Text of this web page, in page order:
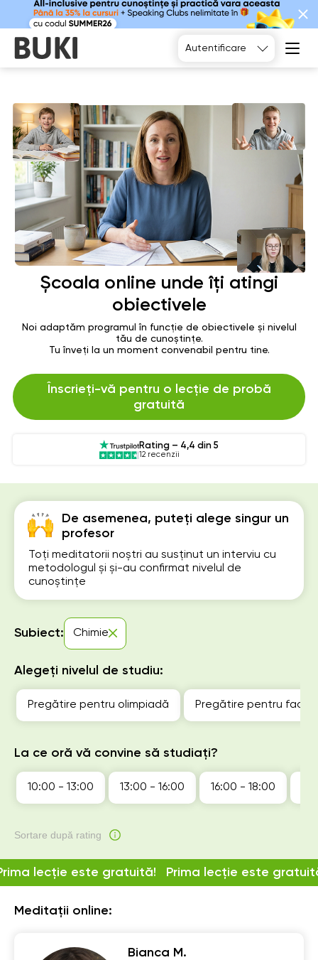
Autentificare
Meditații online:
Bianca M.
lecție este gratuită! Prima lecție este
De asemenea, puteți alege singur un
profesor
Toți meditatorii noștri au susținut un interviu cu
metodologul și și-au confirmat nivelul de
cunoștințe
Subiect: Chimie
Alegeți nivelul de studiu:
Pregătire pentru olimpiadă Pregătire pentru
La ce oră vă convine să studiați?
10:00 - 13:00 13:00 - 16:00 16:00 - 18:00
Sortare după rating
Școala online unde îți atingi
obiectivele
Noi adaptăm programul în funcție de obiectivele și nivelul
tău de cunoștințe.
Tu înveți la un moment convenabil pentru tine.
Înscrieți-vă pentru o lecție de probă
gratuită
Rating – 4,4 din 5
12 recenzii
Alegeți